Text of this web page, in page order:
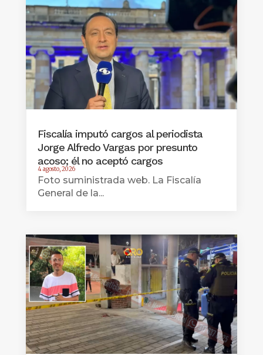
Fiscalía imputó cargos al periodista
Jorge Alfredo Vargas por presunto
acoso; él no aceptó cargos
4 agosto, 2026
Foto suministrada web. La Fiscalía
General de la...